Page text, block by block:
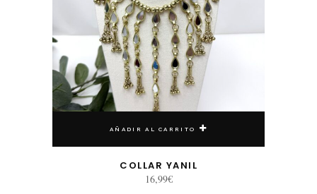
AÑADIR AL CARRITO
COLLAR YANIL
16,99€